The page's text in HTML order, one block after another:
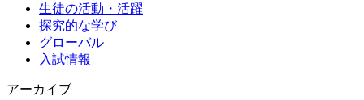
生徒の活動・活躍
探究的な学び
グローバル
入試情報
アーカイブ